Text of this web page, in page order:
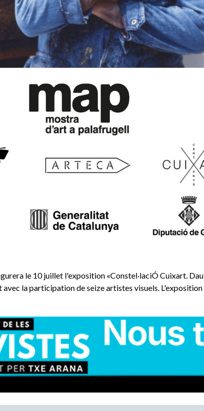
le 10 juillet l'exposition «Constel·laciÓ Cuixart. Dau
la participation de seize artistes visuels. L'exposition